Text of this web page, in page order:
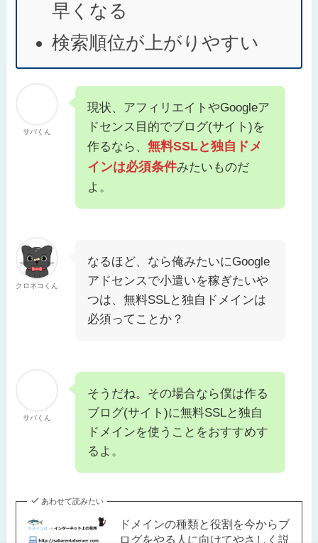
早くなる
検索順位が上がりやすい
サバくん
現状、アフィリエイトやGoogleア
ドセンス目的でブログ(サイト)を
作るなら、無料SSLと独自ドメ
インは必須条件みたいものだ
よ。
クロネコくん
なるほど、なら俺みたいにGoogle
アドセンスで小遣いを稼ぎたいや
つは、無料SSLと独自ドメインは
必須ってことか？
サバくん
そうだね。その場合なら僕は作る
ブログ(サイト)に無料SSLと独自
ドメインを使うことをおすすめす
るよ。
あわせて読みたい
ドメインの種類と役割を今からブ
ログをやる人に向けてやさしく説